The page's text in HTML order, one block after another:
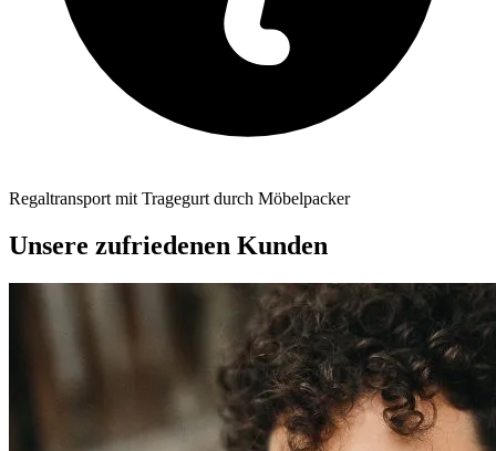
Regaltransport mit Tragegurt durch Möbelpacker
Unsere zufriedenen Kunden